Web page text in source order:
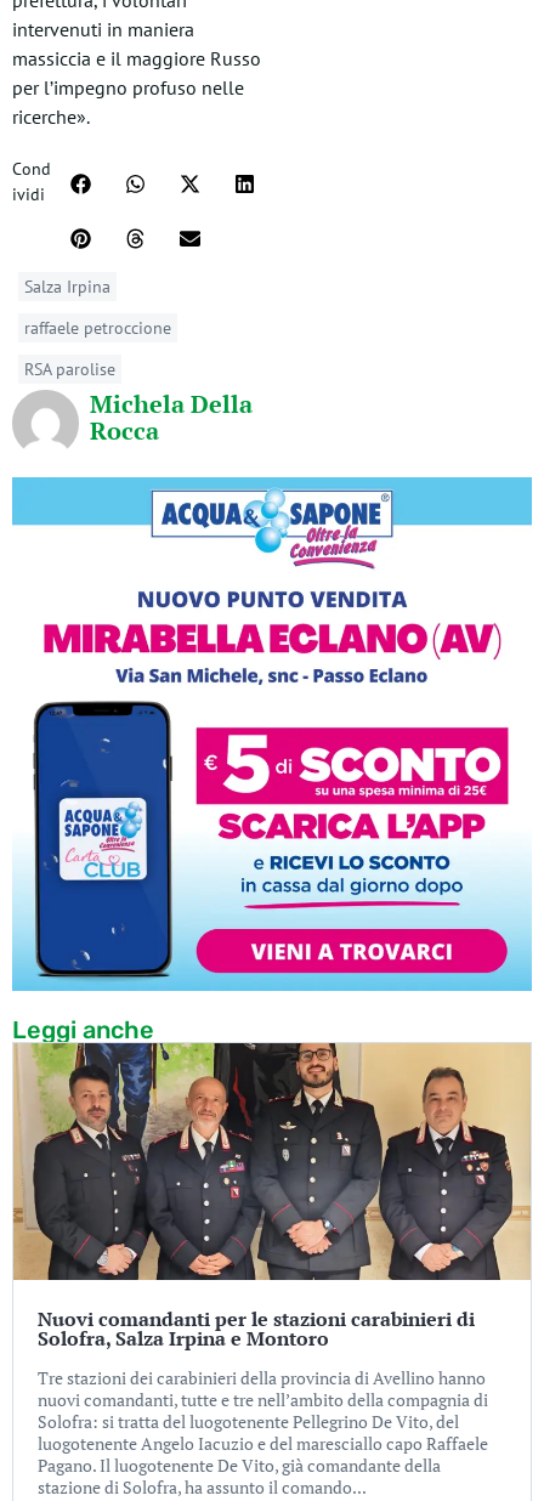
intervenuti in maniera
massiccia e il maggiore Russo
per l’impegno profuso nelle
ricerche».
Cond
ividi
Salza Irpina
raffaele petroccione
RSA parolise
Michela Della
Rocca
Leggi anche
Nuovi comandanti per le stazioni carabinieri di
Solofra, Salza Irpina e Montoro
Tre stazioni dei carabinieri della provincia di Avellino hanno
nuovi comandanti, tutte e tre nell’ambito della compagnia di
Solofra: si tratta del luogotenente Pellegrino De Vito, del
luogotenente Angelo Iacuzio e del maresciallo capo Raffaele
Pagano. Il luogotenente De Vito, già comandante della
stazione di Solofra, ha assunto il comando...